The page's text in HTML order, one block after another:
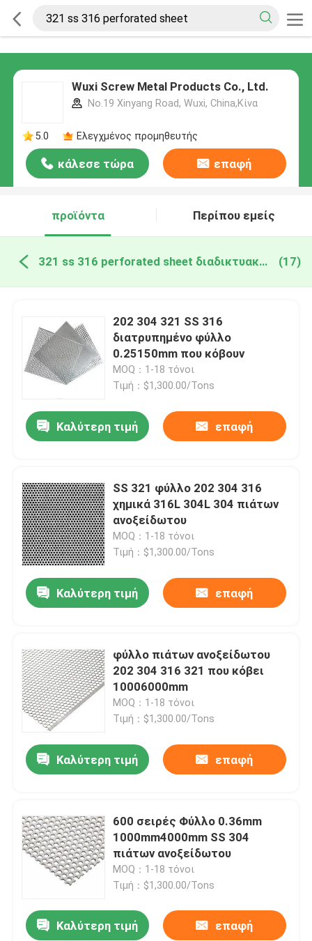
Wuxi Screw Metal Products Co., Ltd.
No.19 Xinyang Road, Wuxi, China,Κίνα
5.0 Ελεγχμένος προμηθευτής
κάλεσε τώρα επαφή
προϊόντα Περίπου εμείς
321 ss 316 perforated sheet διαδικτυακή κατασκευή (17)
202 304 321 SS 316
διατρυπημένο φύλλο
0.25150mm που κόβουν
MOQ：1-18 τόνοι
Τιμή：$1,300.00/Tons
Καλύτερη τιμή επαφή
SS 321 φύλλο 202 304 316
χημικά 316L 304L 304 πιάτων
ανοξείδωτου
MOQ：1-18 τόνοι
Τιμή：$1,300.00/Tons
Καλύτερη τιμή επαφή
φύλλο πιάτων ανοξείδωτου
202 304 316 321 που κόβει
10006000mm
MOQ：1-18 τόνοι
Τιμή：$1,300.00/Tons
Καλύτερη τιμή επαφή
600 σειρές Φύλλο 0.36mm
1000mm4000mm SS 304
πιάτων ανοξείδωτου
MOQ：1-18 τόνοι
Τιμή：$1,300.00/Tons
Καλύτερη τιμή επαφή